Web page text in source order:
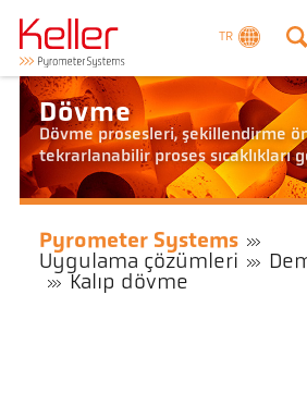
TR
Dövme
Dövme prosesleri, şekillendirme
tekrarlanabilir proses sıcaklıkları
Pyrometer Systems
Uygulama çözümleri
Kalıp dövme